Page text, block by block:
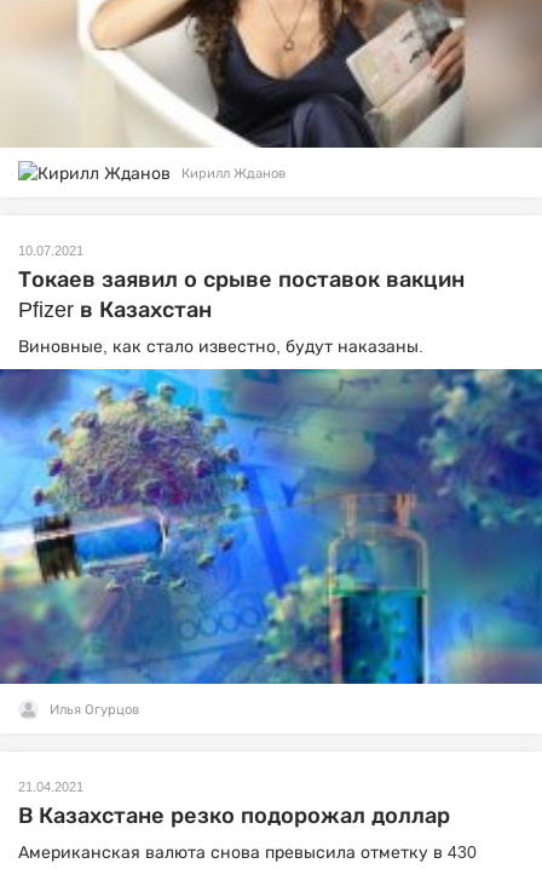
Кирилл Жданов
10.07.2021
Токаев заявил о срыве поставок вакцин
Pfizer в Казахстан
Виновные, как стало известно, будут наказаны.
Илья Огурцов
21.04.2021
В Казахстане резко подорожал доллар
Американская валюта снова превысила отметку в 430